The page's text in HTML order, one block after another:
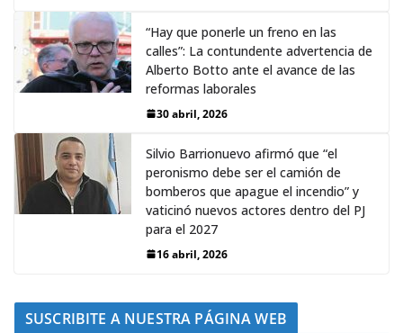
“Hay que ponerle un freno en las
calles”: La contundente advertencia de
Alberto Botto ante el avance de las
reformas laborales
30 abril, 2026
Silvio Barrionuevo afirmó que “el
peronismo debe ser el camión de
bomberos que apague el incendio” y
vaticinó nuevos actores dentro del PJ
para el 2027
16 abril, 2026
SUSCRIBITE A NUESTRA PÁGINA WEB